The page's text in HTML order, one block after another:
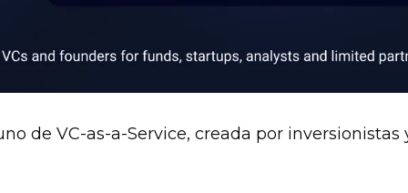
de VC-as-a-Service, creada por